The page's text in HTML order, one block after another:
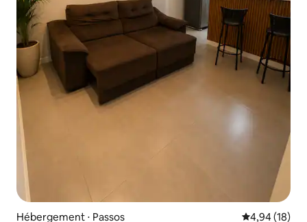
Hébergement ⋅ Passos Évaluation
4,94 (18)